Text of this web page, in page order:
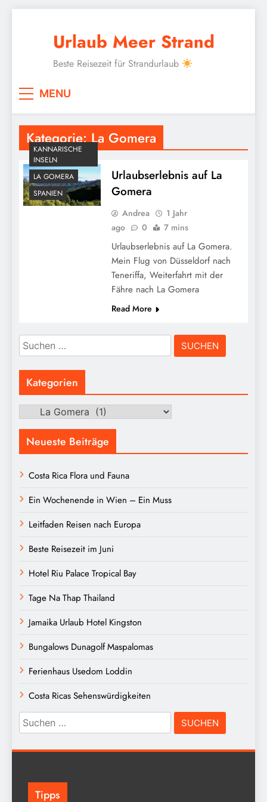
Urlaub Meer Strand
Beste Reisezeit für Strandurlaub
MENU
Kategorie:La Gomera
KANNARISCHE
INSELN
LA GOMERA
SPANIEN
Urlaubserlebnis auf La
Gomera
Andrea
1 Jahr
ago
0 7 mins
Urlaubserlebnis auf La Gomera.
Mein Flug von Düsseldorf nach
Teneriffa, Weiterfahrt mit der
Fähre nach La Gomera
Read More
Suchen
nach:
Kategorien
Kategorien
Neueste Beiträge
Costa Rica Flora und Fauna
Ein Wochenende in Wien – Ein Muss
Leitfaden Reisen nach Europa
Beste Reisezeit im Juni
Hotel Riu Palace Tropical Bay
Tage Na Thap Thailand
Jamaika Urlaub Hotel Kingston
Bungalows Dunagolf Maspalomas
Ferienhaus Usedom Loddin
Costa Ricas Sehenswürdigkeiten
Suchen
nach:
Tipps